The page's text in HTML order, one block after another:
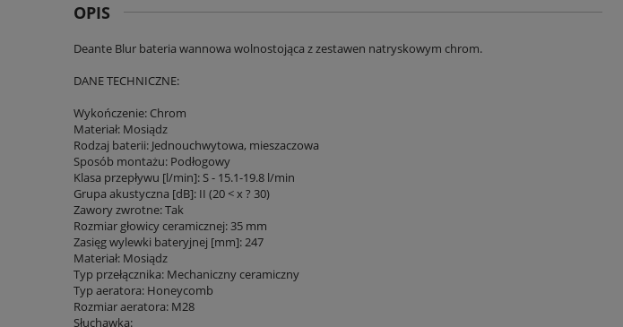
OPIS
Deante Blur bateria wannowa wolnostojąca z zestawen natryskowym chrom.
DANE TECHNICZNE:
Wykończenie: Chrom
Materiał: Mosiądz
Rodzaj baterii: Jednouchwytowa, mieszaczowa
Sposób montażu: Podłogowy
Klasa przepływu [l/min]: S - 15.1-19.8 l/min
Grupa akustyczna [dB]: II (20 < x ? 30)
Zawory zwrotne: Tak
Rozmiar głowicy ceramicznej: 35 mm
Zasięg wylewki bateryjnej [mm]: 247
Materiał: Mosiądz
Typ przełącznika: Mechaniczny ceramiczny
Typ aeratora: Honeycomb
Rozmiar aeratora: M28
Słuchawka: